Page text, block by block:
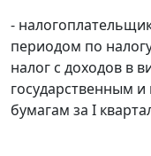
-
периодом по
налог с доходов в
государственным
бумагам за I